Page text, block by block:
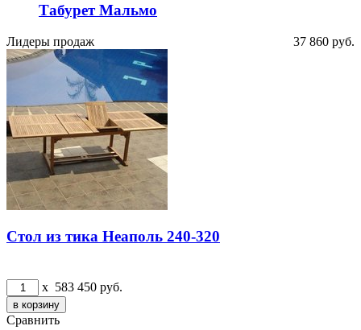
Табурет Мальмо
37 860 руб.
Лидеры продаж
Стол из тика Неаполь 240-320
x 583 450 руб.
Сравнить